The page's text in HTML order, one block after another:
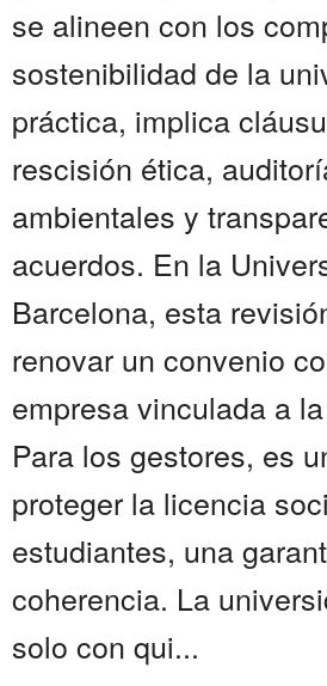
se alineen con los
sostenibilidad de la
práctica, implica
rescisión ética,
ambientales y
acuerdos. En la
Barcelona, esta
renovar un convenio
empresa vinculada a
Para los gestores, es
proteger la licencia
estudiantes, una
coherencia. La
solo con qui...